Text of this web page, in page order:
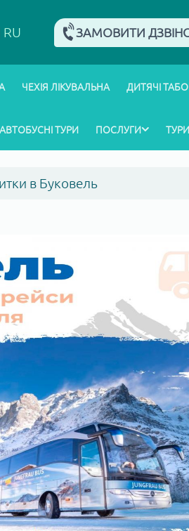
RU ЗАМОВИТИ
ЧЕХІЯ ЛІКУВАЛЬНА ДИТЯЧІ
АВТОБУСНІ ТУРИ ПОСЛУГИ
в Буковель